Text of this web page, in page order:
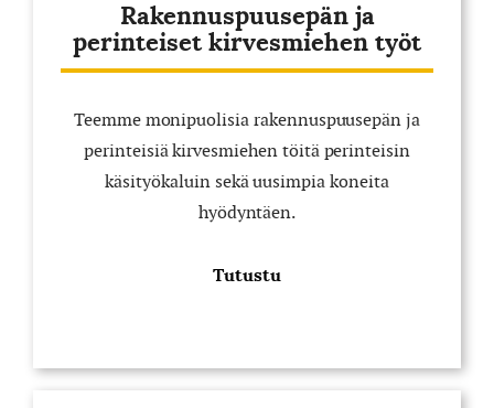
Rakennuspuusepän ja
perinteiset kirvesmiehen työt
Teemme monipuolisia rakennuspuusepän ja
perinteisiä kirvesmiehen töitä perinteisin
käsityökaluin sekä uusimpia koneita
hyödyntäen.
Tutustu